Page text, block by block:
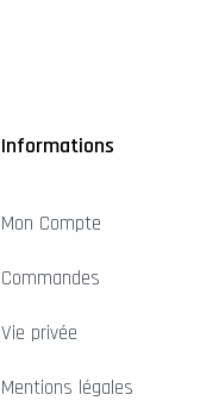
Informations
Mon Compte
Commandes
Vie privée
Mentions légales